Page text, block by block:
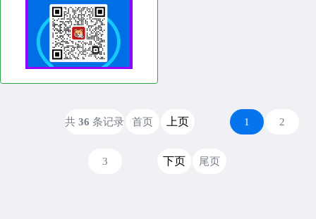
共 36 条记录 首页 上页 1 2
3 下页 尾页